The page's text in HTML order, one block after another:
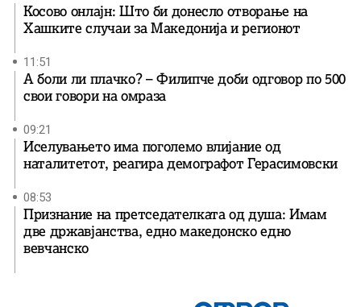
Косово онлајн: Што би донесло отворање на
Хашките случаи за Македонија и регионот
11:51
А боли ли плачко? – Филипче доби одговор по 500
свои говори на омраза
09:21
Иселувањето има поголемо влијание од
наталитетот, реагира демографот Герасимовски
08:53
Признание на претседателката од душа: Имам
две државјанства, едно македонско едно
вевчанско